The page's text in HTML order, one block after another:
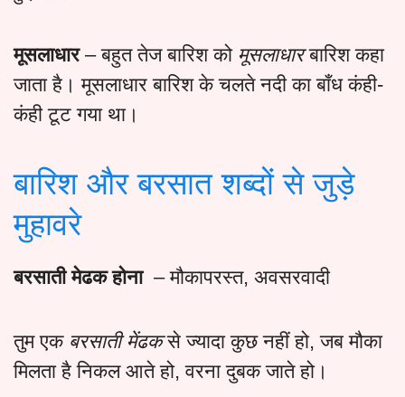
मूसलाधार – बहुत तेज बारिश को मूसलाधारबारिश कहा
जाता है। मूसलाधार बारिश के चलते नदी का बाँध कंही-
कंही टूट गया था।
बारिश और बरसात शब्दों से जुड़े
मुहावरे
बरसाती मेढक होना – मौकापरस्त, अवसरवादी
तुम एक बरसाती मेंढकसे ज्यादा कुछ नहीं हो, जब मौका
मिलता है निकल आते हो, वरना दुबक जाते हो।